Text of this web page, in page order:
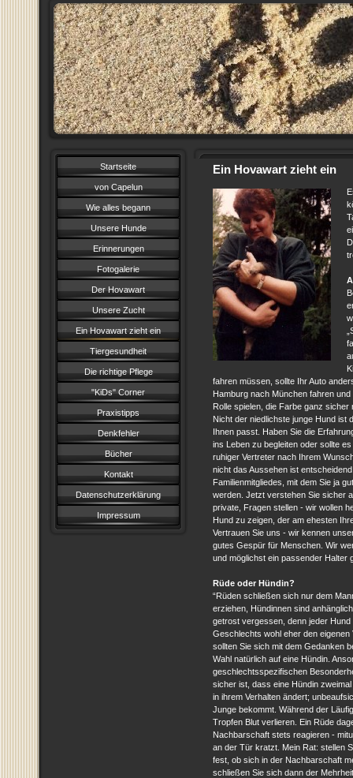
Startseite
von Capelun
Wie alles begann
Unsere Hunde
Erinnerungen
Fotogalerie
Der Hovawart
Unsere Zucht
Ein Hovawart zieht ein
Tiergesundheit
Die richtige Pflege
"KiDs" Corner
Praxistipps
Denkfehler
Bücher
Kontakt
Datenschutzerklärung
Impressum
Ein Hovawart zieht ein
fahren müssen, sollte Ihr Auto
Hamburg nach München fahren
Rolle spielen, die Farbe ganz
Nicht der niedlichste junge Hund ist
Ihnen passt. Haben Sie die
ins Leben zu begleiten oder sollte
ruhiger Vertreter nach Ihrem
nicht das Aussehen ist
Familienmitgliedes, mit dem Sie ja
werden. Jetzt verstehen Sie sicher
private, Fragen stellen - wir wollen
Hund zu zeigen, der am ehesten
Vertrauen Sie uns - wir kennen
gutes Gespür für Menschen. Wir
und möglichst ein passender Halter
Rüde oder Hündin?
“Rüden schließen sich nur dem
erziehen, Hündinnen sind
getrost vergessen, denn jeder
Geschlechts wohl eher den
sollten Sie sich mit dem Gedanken
Wahl natürlich auf eine Hündin.
geschlechtsspezifischen
sicher ist, dass eine Hündin
in ihrem Verhalten ändert;
Junge bekommt. Während der
Tropfen Blut verlieren. Ein Rüde
Nachbarschaft stets reagieren -
an der Tür kratzt. Mein Rat: stellen
fest, ob sich in der Nachbarschaft
schließen Sie sich dann der